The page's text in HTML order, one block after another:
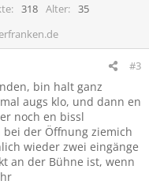
318 Alter
35
#3
bin halt ganz
augs klo, und dann en
noch en bissl
der Öffnung ziemich
wieder zwei eingänge
an der Bühne ist, wenn